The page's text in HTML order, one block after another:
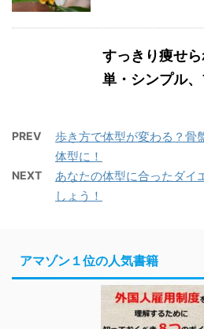
すっきり痩せ
単・シンプル、
PREV
歩き方で体型が変わる？骨
体型に！
NEXT
あなたの体型に合ったダイ
しょう！
アマゾン１位の人気書籍